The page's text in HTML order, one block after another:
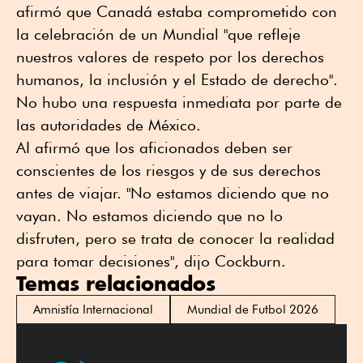
afirmó que Canadá estaba comprometido con
la celebración de un Mundial "que refleje
nuestros valores de respeto por ⁠los derechos
humanos, la inclusión y el Estado de derecho".
No hubo una respuesta inmediata por parte de
las autoridades de México.
AI afirmó que los aficionados deben ser
conscientes de los riesgos y de sus derechos
antes de viajar. "No estamos diciendo que no
vayan. No estamos diciendo que no lo
disfruten, pero se trata de conocer la realidad
para tomar decisiones", dijo Cockburn.
Temas relacionados
Amnistía Internacional Mundial de Futbol 2026